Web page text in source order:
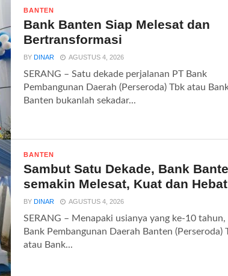
BANTEN
Bank Banten Siap Melesat dan
Bertransformasi
BYDINAR AGUSTUS 4, 2026
SERANG – Satu dekade perjalanan PT Bank
Pembangunan Daerah (Perseroda) Tbk atau
Banten bukanlah sekadar...
BANTEN
Sambut Satu Dekade, Bank
semakin Melesat, Kuat dan Hebat
BYDINAR AGUSTUS 4, 2026
SERANG – Menapaki usianya yang ke-10 tahun,
Bank Pembangunan Daerah Banten (Perseroda)
atau Bank...